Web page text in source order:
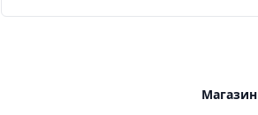
Магазин